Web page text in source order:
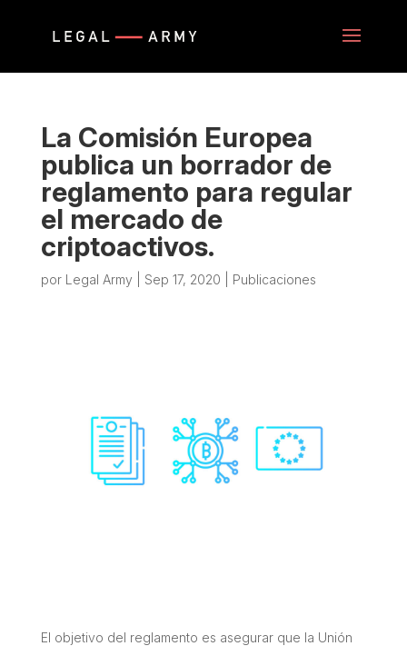
La Comisión Europea
publica un borrador de
reglamento para regular
el mercado de
criptoactivos.
por Legal Army Sep 17, 2020 Publicaciones
El objetivo del reglamento es asegurar que la Unión